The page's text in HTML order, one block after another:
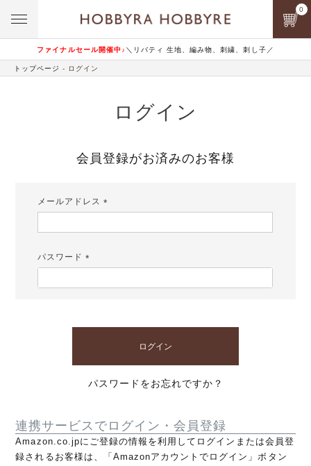
ファイナルセール開催中♪ ＼リバティ 生地、編み物、刺繍、刺し子／
0
トップページ ログイン
ログイン
会員登録がお済みのお客様
メールアドレス
パスワード
ログイン
パスワードをお忘れですか？
連携サービスでログイン・会員登録
Amazon.co.jpにご登録の情報を利用してログインまたは会員登
録されるお客様は、「Amazonアカウントでログイン」ボタン